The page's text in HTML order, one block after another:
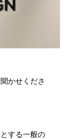
かせくださ
する一般の